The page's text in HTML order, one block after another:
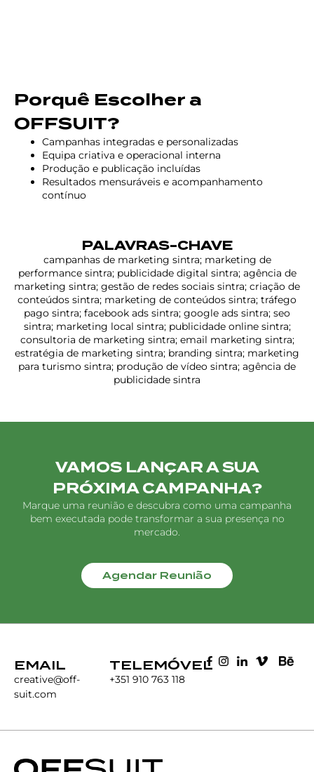
Porquê Escolher a
OFFSUIT?
Campanhas integradas e personalizadas
Equipa criativa e operacional interna
Produção e publicação incluídas
Resultados mensuráveis e acompanhamento
contínuo
PALAVRAS-CHAVE
campanhas de marketing sintra; marketing de
performance sintra; publicidade digital sintra; agência de
marketing sintra; gestão de redes sociais sintra; criação de
conteúdos sintra; marketing de conteúdos sintra; tráfego
pago sintra; facebook ads sintra; google ads sintra; seo
sintra; marketing local sintra; publicidade online sintra;
consultoria de marketing sintra; email marketing sintra;
estratégia de marketing sintra; branding sintra; marketing
para turismo sintra; produção de vídeo sintra; agência de
publicidade sintra
VAMOS LANÇAR A SUA
PRÓXIMA CAMPANHA?
Marque uma reunião e descubra como uma campanha
bem executada pode transformar a sua presença no
mercado.
Agendar Reunião
EMAIL
creative@off-
suit.com
TELEMÓVEL
+351 910 763 118